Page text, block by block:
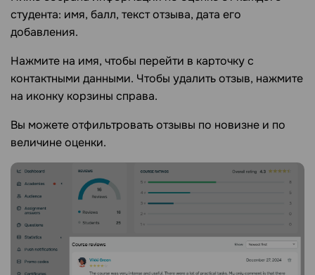
студента: имя, балл, текст отзыва, дата его
добавления.
Нажмите на имя, чтобы перейти в карточку с
контактными данными. Чтобы удалить отзыв, нажмите
на иконку корзины справа.
Вы можете отфильтровать отзывы по новизне и по
величине оценки.